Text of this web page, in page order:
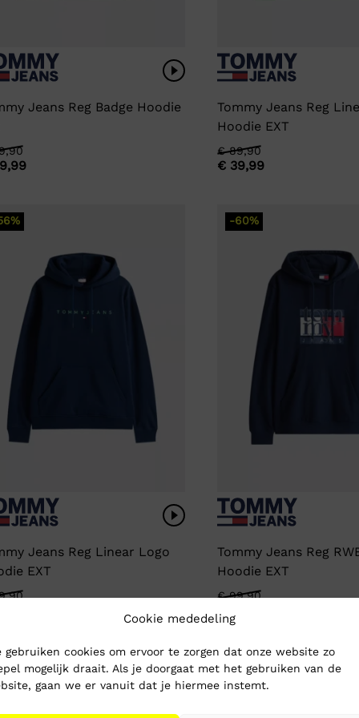
Cookie mededeling
gebruiken cookies om ervoor te zorgen dat onze website zo
mogelijk draait. Als je doorgaat met het gebruiken van de
gaan we er vanuit dat je hiermee instemt.
Jeans Reg Badge Hoodie
Tommy Jeans Reg
Hoodie EXT
€89,90
Oorspronkelijke
prijs
€ 89,90.
€39,99
Huidige
prijs
€ 39,99.
Jeans Reg Linear Logo
EXT
-60%
Tommy Jeans Reg
Hoodie EXT
€99,90
Oorspronkelijke
prijs
€ 99,90.
€
Huidige
prijs
€ 39,99.
-60%